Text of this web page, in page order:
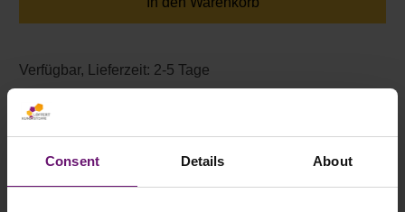
Consent Details About
Verfügbar, Lieferzeit: 2-5 Tage
Zum Merkzettel hinzufügen